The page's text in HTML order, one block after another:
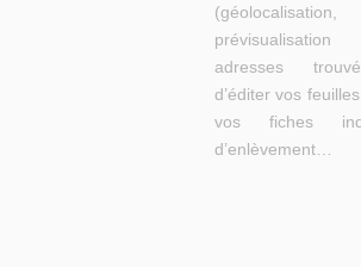
(géolocalisation,
adresses
d’éditer vos
vos fiches
d’enlèvement…